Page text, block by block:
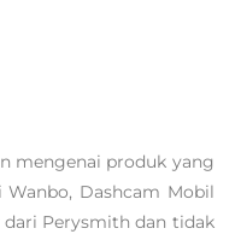
mengenai produk yang
Dashcam Mobil
dari Perysmith dan tidak